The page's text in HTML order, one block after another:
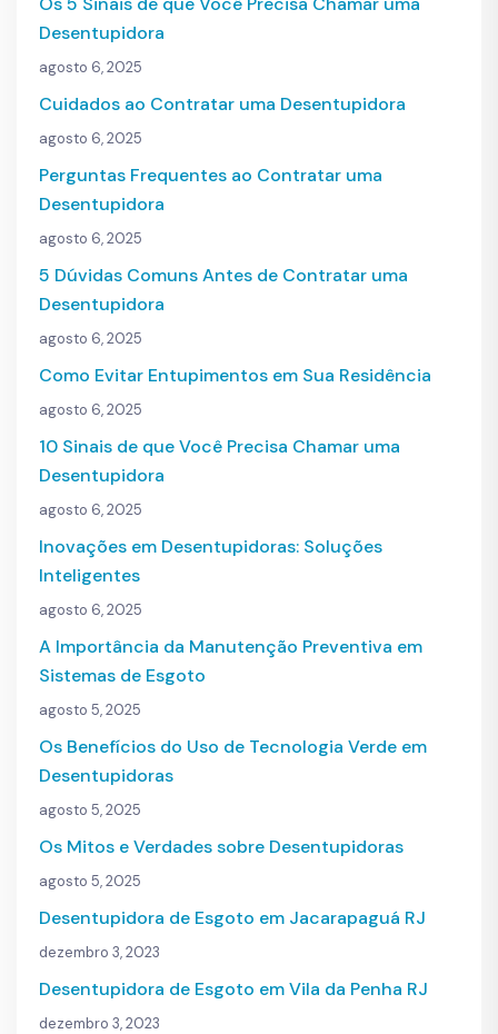
Desentupidora
agosto 6, 2025
Cuidados ao Contratar uma Desentupidora
agosto 6, 2025
Perguntas Frequentes ao Contratar uma
Desentupidora
agosto 6, 2025
5 Dúvidas Comuns Antes de Contratar uma
Desentupidora
agosto 6, 2025
Como Evitar Entupimentos em Sua Residência
agosto 6, 2025
10 Sinais de que Você Precisa Chamar uma
Desentupidora
agosto 6, 2025
Inovações em Desentupidoras: Soluções
Inteligentes
agosto 6, 2025
A Importância da Manutenção Preventiva em
Sistemas de Esgoto
agosto 5, 2025
Os Benefícios do Uso de Tecnologia Verde em
Desentupidoras
agosto 5, 2025
Os Mitos e Verdades sobre Desentupidoras
agosto 5, 2025
Desentupidora de Esgoto em Jacarapaguá RJ
dezembro 3, 2023
Desentupidora de Esgoto em Vila da Penha RJ
dezembro 3, 2023